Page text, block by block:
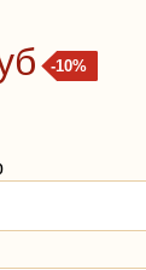
-10%